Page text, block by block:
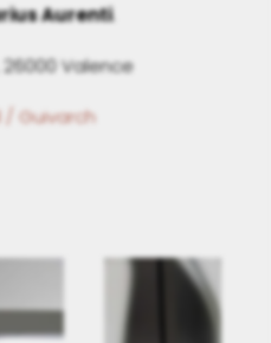
Aurenti.
26000 Valence
Guivarch